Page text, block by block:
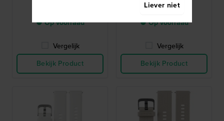
● Op voorraad
Vergelijk
Bekijk Product
€ 39,99
● Op voorraad
Vergelijk
Bekijk Product
Liever niet